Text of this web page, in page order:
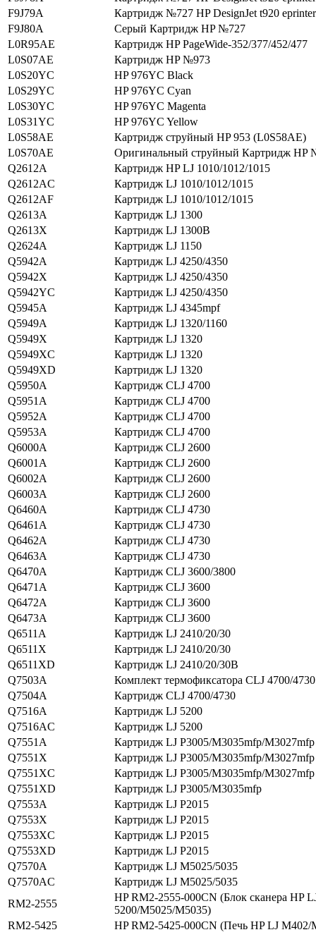
F9J79A
Картридж №727 HP DesignJet t920 eprinter
F9J80A
Серый Картридж HP №727
L0R95AE
Картридж HP PageWide-352/377/452/477
L0S07AE
Картридж HP №973
L0S20YC
HP 976YC Black
L0S29YC
HP 976YC Cyan
L0S30YC
HP 976YC Magenta
L0S31YC
HP 976YC Yellow
L0S58AE
Картридж струйный HP 953 (L0S58AE)
L0S70AE
Оригинальный струйный Картридж HP
Q2612A
Картридж HP LJ 1010/1012/1015
Q2612AC
Картридж LJ 1010/1012/1015
Q2612AF
Картридж LJ 1010/1012/1015
Q2613A
Картридж LJ 1300
Q2613X
Картридж LJ 1300В
Q2624A
Картридж LJ 1150
Q5942A
Картридж LJ 4250/4350
Q5942X
Картридж LJ 4250/4350
Q5942YC
Картридж LJ 4250/4350
Q5945A
Картридж LJ 4345mpf
Q5949A
Картридж LJ 1320/1160
Q5949X
Картридж LJ 1320
Q5949XC
Картридж LJ 1320
Q5949XD
Картридж LJ 1320
Q5950A
Картридж CLJ 4700
Q5951A
Картридж CLJ 4700
Q5952A
Картридж CLJ 4700
Q5953A
Картридж CLJ 4700
Q6000A
Картридж CLJ 2600
Q6001A
Картридж CLJ 2600
Q6002A
Картридж CLJ 2600
Q6003A
Картридж CLJ 2600
Q6460A
Картридж CLJ 4730
Q6461A
Картридж CLJ 4730
Q6462A
Картридж CLJ 4730
Q6463A
Картридж CLJ 4730
Q6470A
Картридж CLJ 3600/3800
Q6471A
Картридж CLJ 3600
Q6472A
Картридж CLJ 3600
Q6473A
Картридж CLJ 3600
Q6511A
Картридж LJ 2410/20/30
Q6511X
Картридж LJ 2410/20/30
Q6511XD
Картридж LJ 2410/20/30В
Q7503A
Комплект термофиксатора CLJ 4700/4730
Q7504A
Картридж CLJ 4700/4730
Q7516A
Картридж LJ 5200
Q7516AC
Картридж LJ 5200
Q7551A
Картридж LJ P3005/M3035mfp/M3027mfp
Q7551X
Картридж LJ P3005/M3035mfp/M3027mfp
Q7551XC
Картридж LJ P3005/M3035mfp/M3027mfp
Q7551XD
Картридж LJ P3005/M3035mfp
Q7553A
Картридж LJ P2015
Q7553X
Картридж LJ P2015
Q7553XC
Картридж LJ P2015
Q7553XD
Картридж LJ P2015
Q7570A
Картридж LJ M5025/5035
Q7570AC
Картридж LJ M5025/5035
RM2-2555
HP RM2-2555-000CN (Блок сканера HP
5200/M5025/M5035)
RM2-5425
HP RM2-5425-000CN (Печь HP LJ M402/